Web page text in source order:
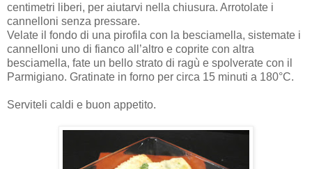
centimetri liberi, per aiutarvi nella chiusura. Arrotolate i
cannelloni senza pressare.
Velate il fondo di una pirofila con la besciamella, sistemate i
cannelloni uno di fianco all’altro e coprite con altra
besciamella, fate un bello strato di ragù e spolverate con il
Parmigiano. Gratinate in forno per circa 15 minuti a 180°C.
Serviteli caldi e buon appetito.